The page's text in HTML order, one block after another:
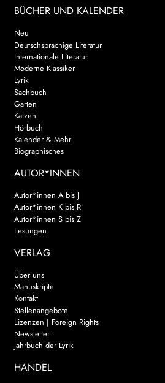
BÜCHER UND KALENDER
Neu
Deutschsprachige Literatur
Internationale Literatur
Moderne Klassiker
Lyrik
Sachbuch
Garten
Katzen
Hörbuch
Kalender & Mehr
Biographisches
AUTOR*INNEN
Autor*innen A bis J
Autor*innen K bis R
Autor*innen S bis Z
Lesungen
VERLAG
Über uns
Manuskripte
Kontakt
Stellenangebote
Lizenzen | Foreign Rights
Newsletter
Jahrbuch der Lyrik
HANDEL